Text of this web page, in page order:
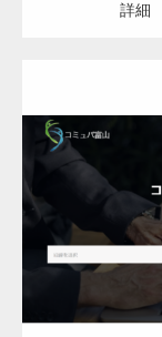
詳細